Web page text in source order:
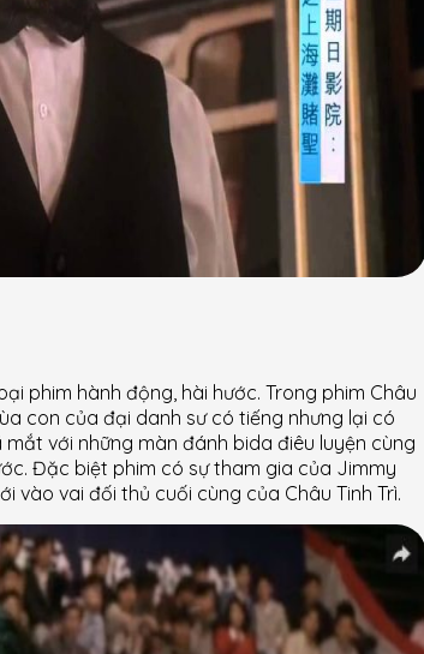
phim hành động, hài hước. Trong phim Châu
con của đại danh sư có tiếng nhưng lại có
với những màn đánh bida điêu luyện cùng
Đặc biệt phim có sự tham gia của Jimmy
vào vai đối thủ cuối cùng của Châu Tinh Trì.